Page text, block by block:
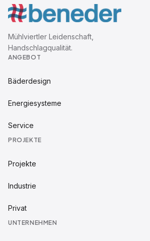
Mühlviertler Leidenschaft,
Handschlagqualität.
ANGEBOT
Bäderdesign
Energiesysteme
Service
PROJEKTE
Projekte
Industrie
Privat
UNTERNEHMEN